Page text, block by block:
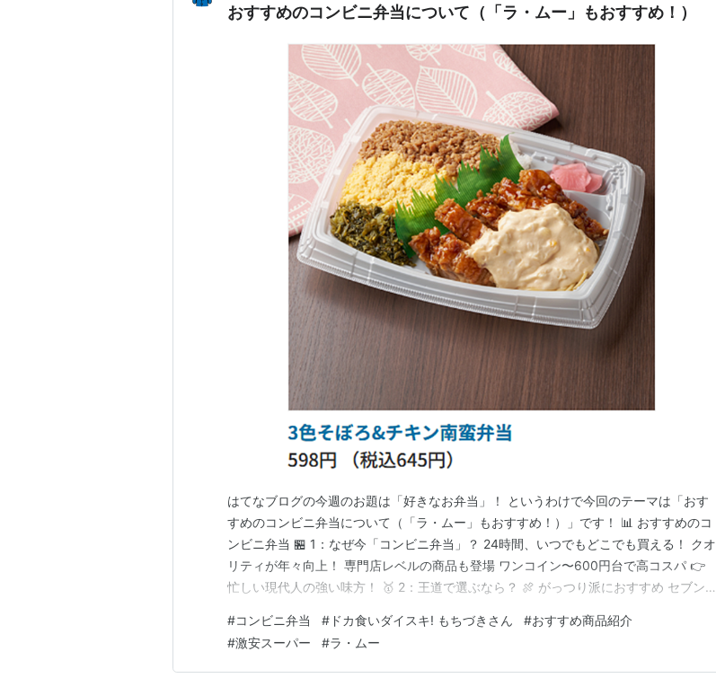
おすすめのコンビニ弁当について（「ラ・ムー」もおすすめ！）
はてなブログの今週のお題は「好きなお弁当」！ というわけで今回のテーマは「おす
すめのコンビニ弁当について（「ラ・ムー」もおすすめ！）」です！ 📊 おすすめのコ
ンビニ弁当 🏪 1：なぜ今「コンビニ弁当」？ 24時間、いつでもどこでも買える！ クオ
リティが年々向上！ 専門店レベルの商品も登場 ワンコイン〜600円台で高コスパ 👉
忙しい現代人の強い味方！ 🥇 2：王道で選ぶなら？ 🍖 がっつり派におすすめ セブン-
マート チキン南蛮弁当 ※これ、本当に美味しいです。個人的にファミマのお弁当の中
で一番好きです！ 大盛…
#コンビニ弁当 # ドカ食いダイスキ! もちづきさん #おすすめ商品紹介
#激安スーパー #ラ・ムー